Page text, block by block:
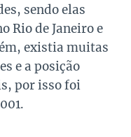
sendo elas
Rio de Janeiro e
existia muitas
e a posição
por isso foi